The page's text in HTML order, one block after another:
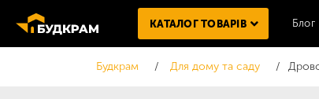
КАТАЛОГ ТОВАРІВ Блог
Будкрам Для дому та саду